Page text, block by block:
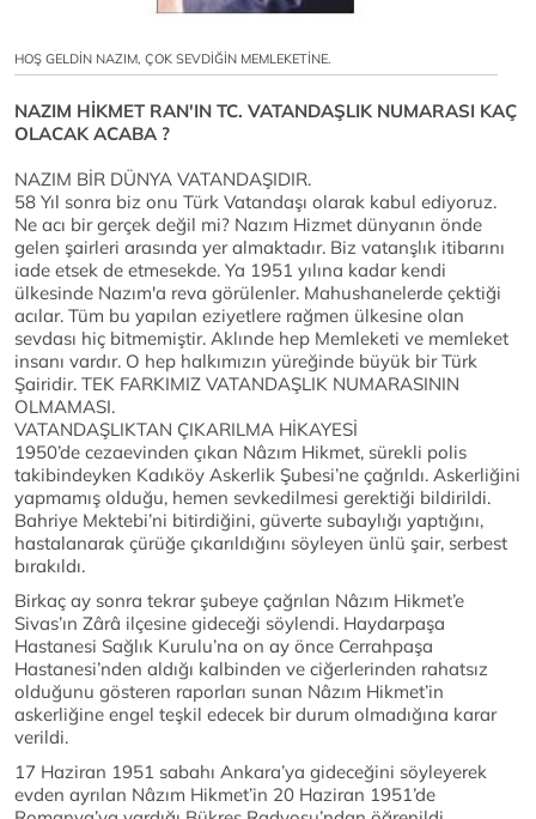
HOŞ GELDİN NAZIM, ÇOK SEVDİĞİN MEMLEKETİNE.
NAZIM HİKMET RAN'IN TC. VATANDAŞLIK NUMARASI KAÇ
OLACAK ACABA ?
NAZIM BİR DÜNYA VATANDAŞIDIR.
58 Yıl sonra biz onu Türk Vatandaşı olarak kabul ediyoruz.
Ne acı bir gerçek değil mi? Nazım Hizmet dünyanın önde
gelen şairleri arasında yer almaktadır. Biz vatanşlık itibarını
iade etsek de etmesekde. Ya 1951 yılına kadar kendi
ülkesinde Nazım'a reva görülenler. Mahushanelerde çektiği
acılar. Tüm bu yapılan eziyetlere rağmen ülkesine olan
sevdası hiç bitmemiştir. Aklınde hep Memleketi ve memleket
insanı vardır. O hep halkımızın yüreğinde büyük bir Türk
Şairidir. TEK FARKIMIZ VATANDAŞLIK NUMARASININ
OLMAMASI.
VATANDAŞLIKTAN ÇIKARILMA HİKAYESİ
1950’de cezaevinden çıkan Nâzım Hikmet, sürekli polis
takibindeyken Kadıköy Askerlik Şubesi’ne çağrıldı. Askerliğini
yapmamış olduğu, hemen sevkedilmesi gerektiği bildirildi.
Bahriye Mektebi’ni bitirdiğini, güverte subaylığı yaptığını,
hastalanarak çürüğe çıkarıldığını söyleyen ünlü şair, serbest
bırakıldı.
Birkaç ay sonra tekrar şubeye çağrılan Nâzım Hikmet’e
Sivas’ın Zârâ ilçesine gideceği söylendi. Haydarpaşa
Hastanesi Sağlık Kurulu’na on ay önce Cerrahpaşa
Hastanesi’nden aldığı kalbinden ve ciğerlerinden rahatsız
olduğunu gösteren raporları sunan Nâzım Hikmet’in
askerliğine engel teşkil edecek bir durum olmadığına karar
verildi.
17 Haziran 1951 sabahı Ankara’ya gideceğini söyleyerek
evden ayrılan Nâzım Hikmet’in 20 Haziran 1951’de